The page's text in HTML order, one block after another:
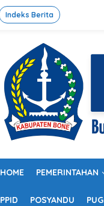
Indeks Berita
HOME PEMERINTAHAN
PPID POSYANDU PUG